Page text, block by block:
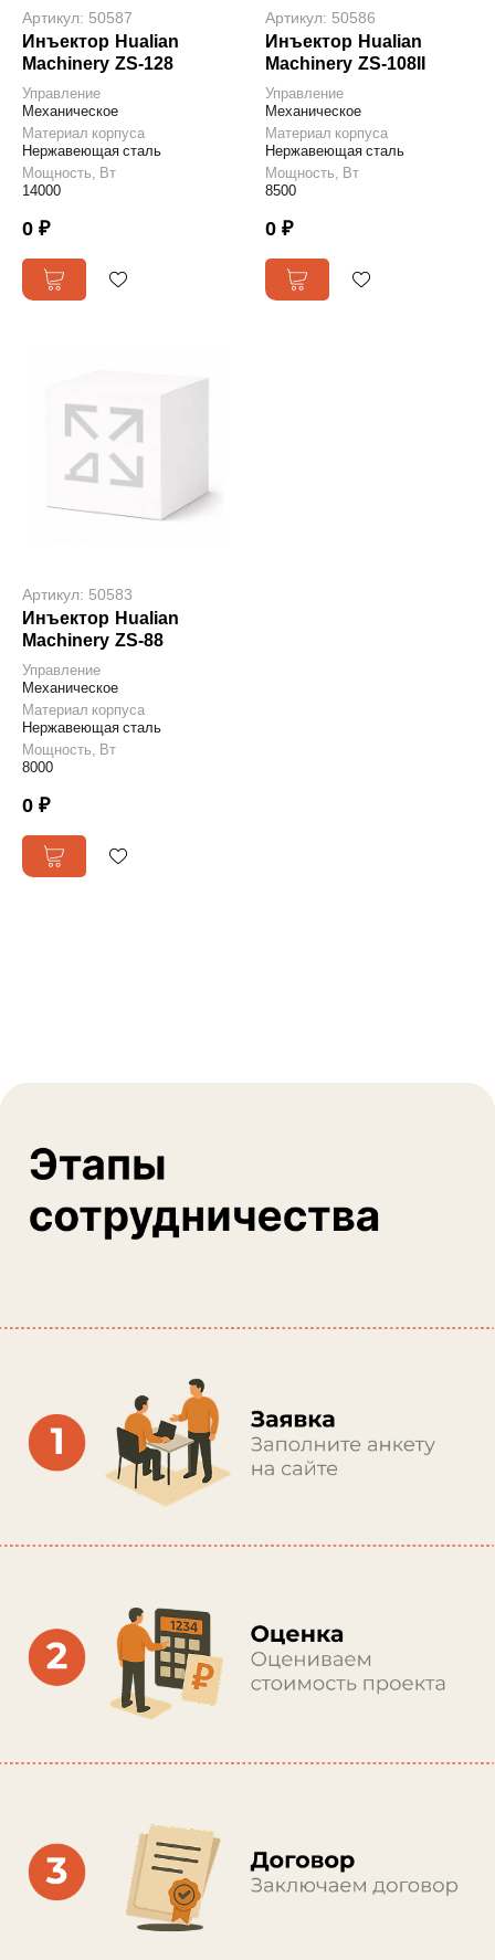
Артикул: 50587
Инъектор Hualian
Machinery ZS-128
Управление
Механическое
Материал корпуса
Нержавеющая сталь
Мощность, Вт
14000
0 ₽
Артикул: 50586
Инъектор Hualian
Machinery ZS-108II
Управление
Механическое
Материал корпуса
Нержавеющая сталь
Мощность, Вт
8500
0 ₽
Артикул: 50583
Инъектор Hualian
Machinery ZS-88
Управление
Механическое
Материал корпуса
Нержавеющая сталь
Мощность, Вт
8000
0 ₽